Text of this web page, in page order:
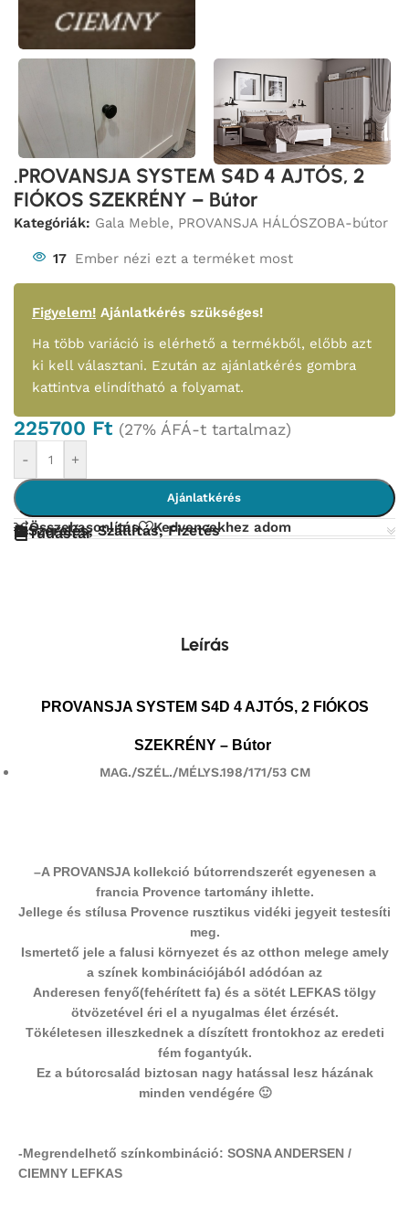
.PROVANSJA SYSTEM S4D 4 AJTÓS, 2
FIÓKOS SZEKRÉNY – Bútor
Kategóriák: Gala Meble, PROVANSJA HÁLÓSZOBA-bútor
17 Ember nézi ezt a terméket most
Figyelem! Ajánlatkérés szükséges!
Ha több variáció is elérhető a termékből, előbb azt
ki kell választani. Ezután az ajánlatkérés gombra
kattintva elindítható a folyamat.
225700 Ft (27% ÁFÁ-t tartalmaz)
- +
Ajánlatkérés
Összehasonlítás Kedvencekhez adom
Szerelés, Szállítás, Fizetés
Tudástár
Leírás
PROVANSJA SYSTEM S4D 4 AJTÓS, 2 FIÓKOS
SZEKRÉNY – Bútor
MAG./SZÉL./MÉLYS.198/171/53 CM
–A PROVANSJA kollekció bútorrendszerét egyenesen a
francia Provence tartomány ihlette.
Jellege és stílusa Provence rusztikus vidéki jegyeit testesíti
meg.
Ismertető jele a falusi környezet és az otthon melege amely
a színek kombinációjából adódóan az
Anderesen fenyő(fehérített fa) és a sötét LEFKAS tölgy
ötvözetével éri el a nyugalmas élet érzését.
Tökéletesen illeszkednek a díszített frontokhoz az eredeti
fém fogantyúk.
Ez a bútorcsalád biztosan nagy hatással lesz házának
minden vendégére 🙂
-Megrendelhető színkombináció: SOSNA ANDERSEN /
CIEMNY LEFKAS